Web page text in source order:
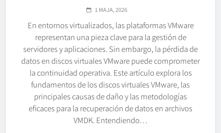
1 MAJA, 2026
En entornos virtualizados, las plataformas VMware
representan una pieza clave para la gestión de
servidores y aplicaciones. Sin embargo, la pérdida de
datos en discos virtuales VMware puede comprometer
la continuidad operativa. Este artículo explora los
fundamentos de los discos virtuales VMware, las
principales causas de daño y las metodologías
eficaces para la recuperación de datos en archivos
VMDK. Entendiendo…